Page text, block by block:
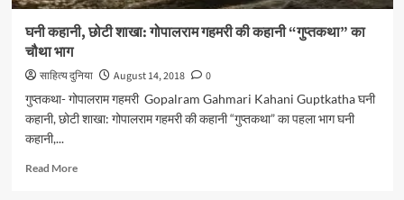
घनी कहानी, छोटी शाखा: गोपालराम गहमरी की कहानी “गुप्तकथा” का
चौथा भाग
साहित्य दुनिया August 14, 2018
0
गुप्तकथा- गोपालराम गहमरी Gopalram Gahmari Kahani Guptkatha घनी
कहानी, छोटी शाखा: गोपालराम गहमरी की कहानी “गुप्तकथा” का पहला भाग घनी
कहानी,...
Read MoreRead